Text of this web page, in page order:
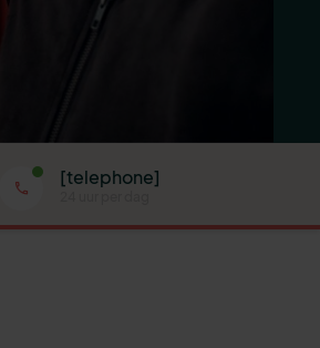
[telephone]